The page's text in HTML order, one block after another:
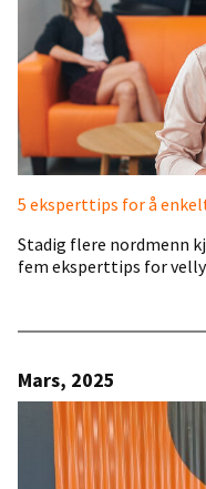
5 eksperttips for å
Stadig flere nordmenn
fem eksperttips for
Mars, 2025